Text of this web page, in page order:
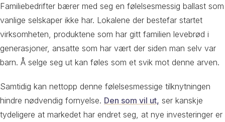
Familiebedrifter bærer med seg en følelsesmessig ballast som
vanlige selskaper ikke har. Lokalene der bestefar startet
virksomheten, produktene som har gitt familien levebrød i
generasjoner, ansatte som har vært der siden man selv var
barn. Å selge seg ut kan føles som et svik mot denne arven.
Samtidig kan nettopp denne følelsesmessige tilknytningen
hindre nødvendig fornyelse. Den som vil ut, ser kanskje
tydeligere at markedet har endret seg, at nye investeringer er